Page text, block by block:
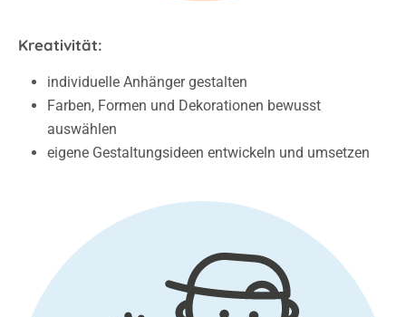
Kreativität:
individuelle Anhänger gestalten
Farben, Formen und Dekorationen bewusst
auswählen
eigene Gestaltungsideen entwickeln und umsetzen